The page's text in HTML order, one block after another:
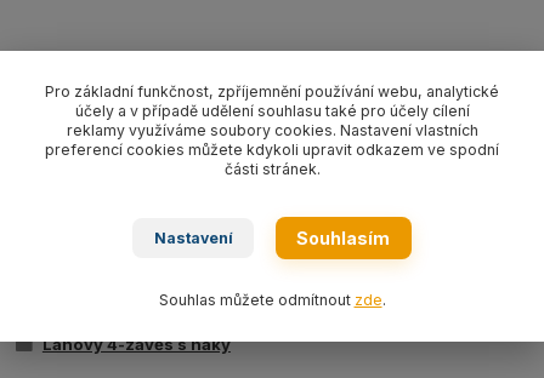
Kompletní specifikace
Lanový 4-závěs s háky s pojistkou pr. 14 mm/délka L dle
výběru, nosnost 4350/3150 kg (0-45°/45-60°). Provedení dle
Zboží zařazeno v kategoriích
Lanový 4-závěs s háky
Pro základní funkčnost, zpříjemnění používání webu, analytické
účely a v případě udělení souhlasu také pro účely cílení
reklamy využíváme soubory cookies. Nastavení vlastních
preferencí cookies můžete kdykoli upravit odkazem ve spodní
části stránek.
Nastavení Souhlasím
Souhlas můžete odmítnout zde.